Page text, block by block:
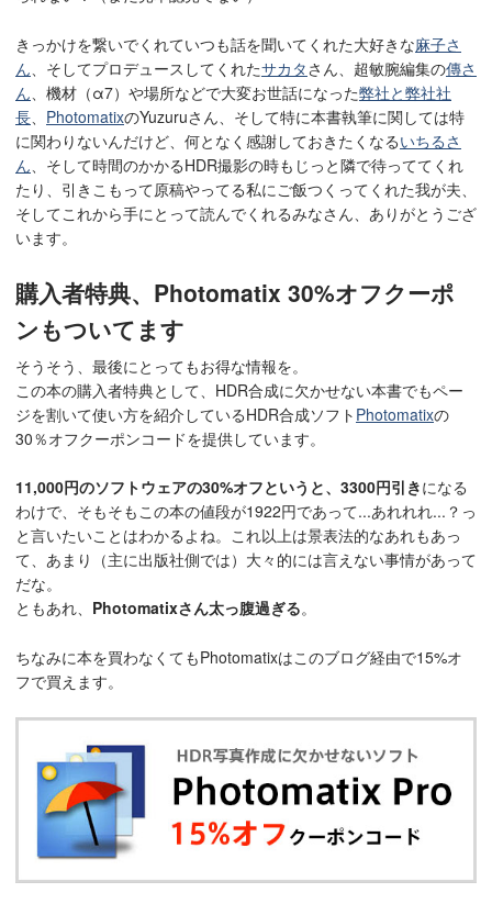
きっかけを繋いでくれていつも話を聞いてくれた大好きな麻子さ
ん 、そしてプロデュースしてくれたサカタさん、超敏腕編集の傳さ
ん 、機材（α7）や場所などで大変お世話になった弊社と弊社社
長
PhotomatixのYuzuruさん、そして特に本書執筆に関しては特
に関わりないんだけど、何となく感謝しておきたくなるいちるさ
ん 、そして時間のかかるHDR撮影の時もじっと隣で待っててくれ
たり、引きこもって原稿やってる私にご飯つくってくれた我が夫、
そしてこれから手にとって読んでくれるみなさん、ありがとうござ
います。
購入者特典、Photomatix 30%オフクーポ
ンもついてます
そうそう、最後にとってもお得な情報を。
この本の購入者特典として、HDR合成に欠かせない本書でもペー
ジを割いて使い方を紹介しているHDR合成ソフト Photomatixの
30％オフクーポンコードを提供しています。
11,000円のソフトウェアの30%オフというと、3300円引きになる
わけで、そもそもこの本の値段が1922円であって...あれれれ...？っ
と言いたいことはわかるよね。これ以上は景表法的なあれもあっ
て、あまり（主に出版社側では）大々的には言えない事情があって
だな。
ともあれ、 Photomatixさん太っ腹過ぎる。
ちなみに本を買わなくてもPhotomatixはこのブログ経由で15%オ
フで買えます。